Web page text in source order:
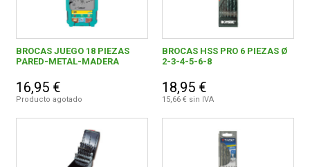
BROCAS JUEGO 18 PIEZAS
PARED-METAL-MADERA
16,95 €
Producto agotado
BROCAS HSS PRO 6 PIEZAS Ø
2-3-4-5-6-8
18,95 €
15,66 € sin IVA